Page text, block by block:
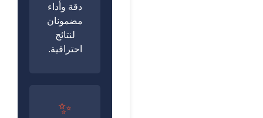
دقة وأداء
مضمونان
لنتائج
احترافية.
✨